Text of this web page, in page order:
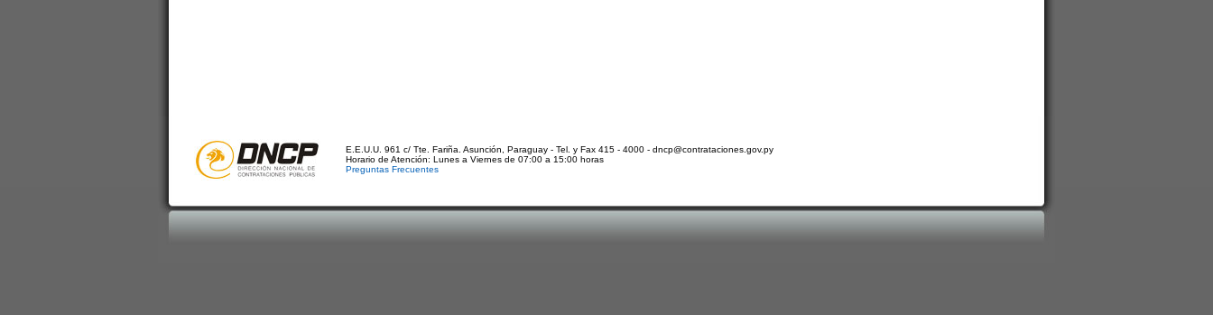
E.E.U.U. 961 c/ Tte. Fariña. Asunción, Paraguay - Tel. y Fax 415 - 4000 - dncp@contrataciones.gov.py
Horario de Atención: Lunes a Viernes de 07:00 a 15:00 horas
Preguntas Frecuentes